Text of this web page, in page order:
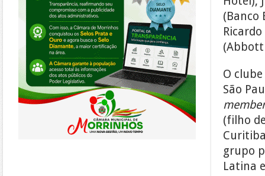
(Banco
O
São
(filho
grupo
Latina